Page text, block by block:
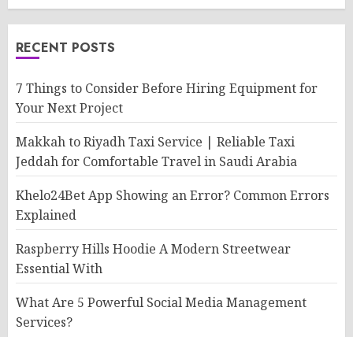
RECENT POSTS
7 Things to Consider Before Hiring Equipment for
Your Next Project
Makkah to Riyadh Taxi Service | Reliable Taxi
Jeddah for Comfortable Travel in Saudi Arabia
Khelo24Bet App Showing an Error? Common Errors
Explained
Raspberry Hills Hoodie A Modern Streetwear
Essential With
What Are 5 Powerful Social Media Management
Services?